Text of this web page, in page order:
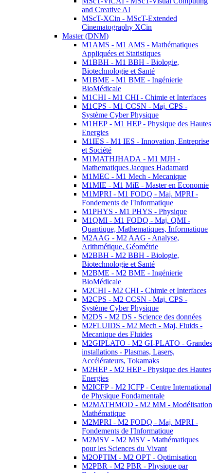
and Creative AI
MScT-XCin - MScT-Extended
Cinematography XCin
Master (DNM)
M1AMS - M1 AMS - Mathématiques
Appliquées et Statistiques
M1BBH - M1 BBH - Biologie,
Biotechnologie et Santé
M1BME - M1 BME - Ingénierie
BioMédicale
M1CHI - M1 CHI - Chimie et Interfaces
M1CPS - M1 CCSN - Maj. CPS -
Système Cyber Physique
M1HEP - M1 HEP - Physique des Hautes
Energies
M1IES - M1 IES - Innovation, Entreprise
et Société
M1MATHJHADA - M1 MJH -
Mathematiques Jacques Hadamard
M1MEC - M1 Mech - Mecanique
M1MIE - M1 MiE - Master en Economie
M1MPRI - M1 FODQ - Maj. MPRI -
Fondements de l'Informatique
M1PHYS - M1 PHYS - Physique
M1QMI - M1 FODQ - Maj. QMI -
Quantique, Mathematiques, Informatique
M2AAG - M2 AAG - Analyse,
Arithmétique, Géométrie
M2BBH - M2 BBH - Biologie,
Biotechnologie et Santé
M2BME - M2 BME - Ingénierie
BioMédicale
M2CHI - M2 CHI - Chimie et Interfaces
M2CPS - M2 CCSN - Maj. CPS -
Système Cyber Physique
M2DS - M2 DS - Science des données
M2FLUIDS - M2 Mech - Maj. Fluids -
Mecanique des Fluides
M2GIPLATO - M2 GI-PLATO - Grandes
installations - Plasmas, Lasers,
Accélérateurs, Tokamaks
M2HEP - M2 HEP - Physique des Hautes
Energies
M2ICFP - M2 ICFP - Centre International
de Physique Fondamentale
M2MATHMOD - M2 MM - Modélisation
Mathématique
M2MPRI - M2 FODQ - Maj. MPRI -
Fondements de l'Informatique
M2MSV - M2 MSV - Mathématiques
pour les Sciences du Vivant
M2OPTIM - M2 OPT - Optimisation
M2PBR - M2 PBR - Physique par